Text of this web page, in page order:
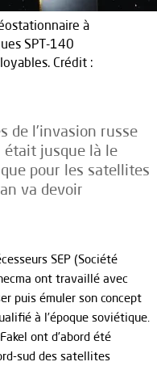
à
SPT-140
Crédit :
de l’invasion russe
était jusque là le
pour les satellites
va devoir
SEP (Société
ont travaillé avec
puis émuler son concept
à l’époque soviétique.
ont d’abord été
sud des satellites